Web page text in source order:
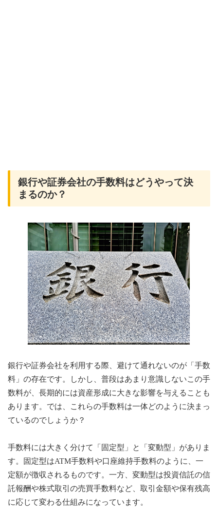
銀行や証券会社の手数料はどうやって決
まるのか？
銀行や証券会社を利用する際、避けて通れないのが「手数
料」の存在です。しかし、普段はあまり意識しないこの手
数料が、長期的には資産形成に大きな影響を与えることも
あります。では、これらの手数料は一体どのように決まっ
ているのでしょうか？
手数料には大きく分けて「固定型」と「変動型」がありま
す。固定型はATM手数料や口座維持手数料のように、一
定額が徴収されるものです。一方、変動型は投資信託の信
託報酬や株式取引の売買手数料など、取引金額や保有残高
に応じて変わる仕組みになっています。